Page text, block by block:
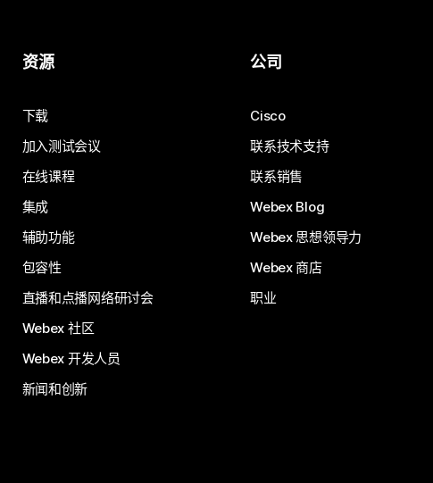
资源
下载
加入测试会议
在线课程
集成
辅助功能
包容性
直播和点播网络研讨会
Webex 社区
Webex 开发人员
新闻和创新
公司
Cisco
联系技术支持
联系销售
Webex Blog
Webex 思想领导力
Webex 商店
职业